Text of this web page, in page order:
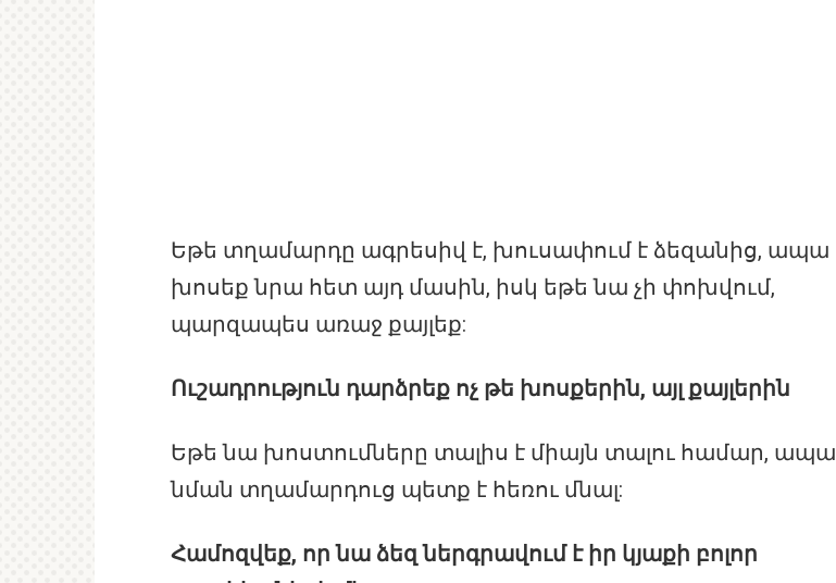
Եթե տղամարդը ագրեսիվ է, խուսափում է ձեզանից, ապա
խոսեք նրա հետ այդ մասին, իսկ եթե նա չի փոխվում,
պարզապես առաջ քայլեք:
Ուշադրություն դարձրեք ոչ թե խոսքերին, այլ քայլերին
Եթե նա խոստումները տալիս է միայն տալու համար, ապա
նման տղամարդուց պետք է հեռու մնալ:
Համոզվեք, որ նա ձեզ ներգրավում է իր կյաքի բոլոր